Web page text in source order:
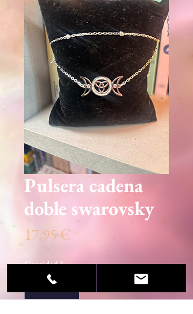
Pulsera cadena
doble swarovsky
17,95 €
Cantidad*